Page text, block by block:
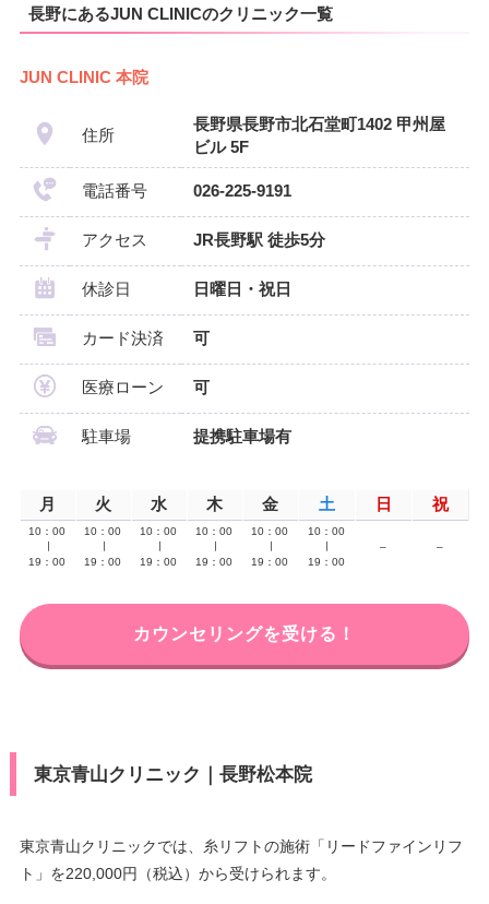
長野にあるJUN CLINICのクリニック一覧
JUN CLINIC 本院
住所
長野県長野市北石堂町1402 甲州屋
ビル 5F
電話番号 026-225-9191
アクセス JR長野駅 徒歩5分
休診日 日曜日・祝日
カード決済 可
医療ローン 可
駐車場 提携駐車場有
月 火 水 木 金 土 日 祝
10：00
19：00
10：00
19：00
10：00
19：00
10：00
19：00
10：00
19：00
10：00
19：00
– –
カウンセリングを受ける！
東京青山クリニック｜長野松本院
東京青山クリニックでは、糸リフトの施術「リードファインリフ
ト」を220,000円（税込）から受けられます。